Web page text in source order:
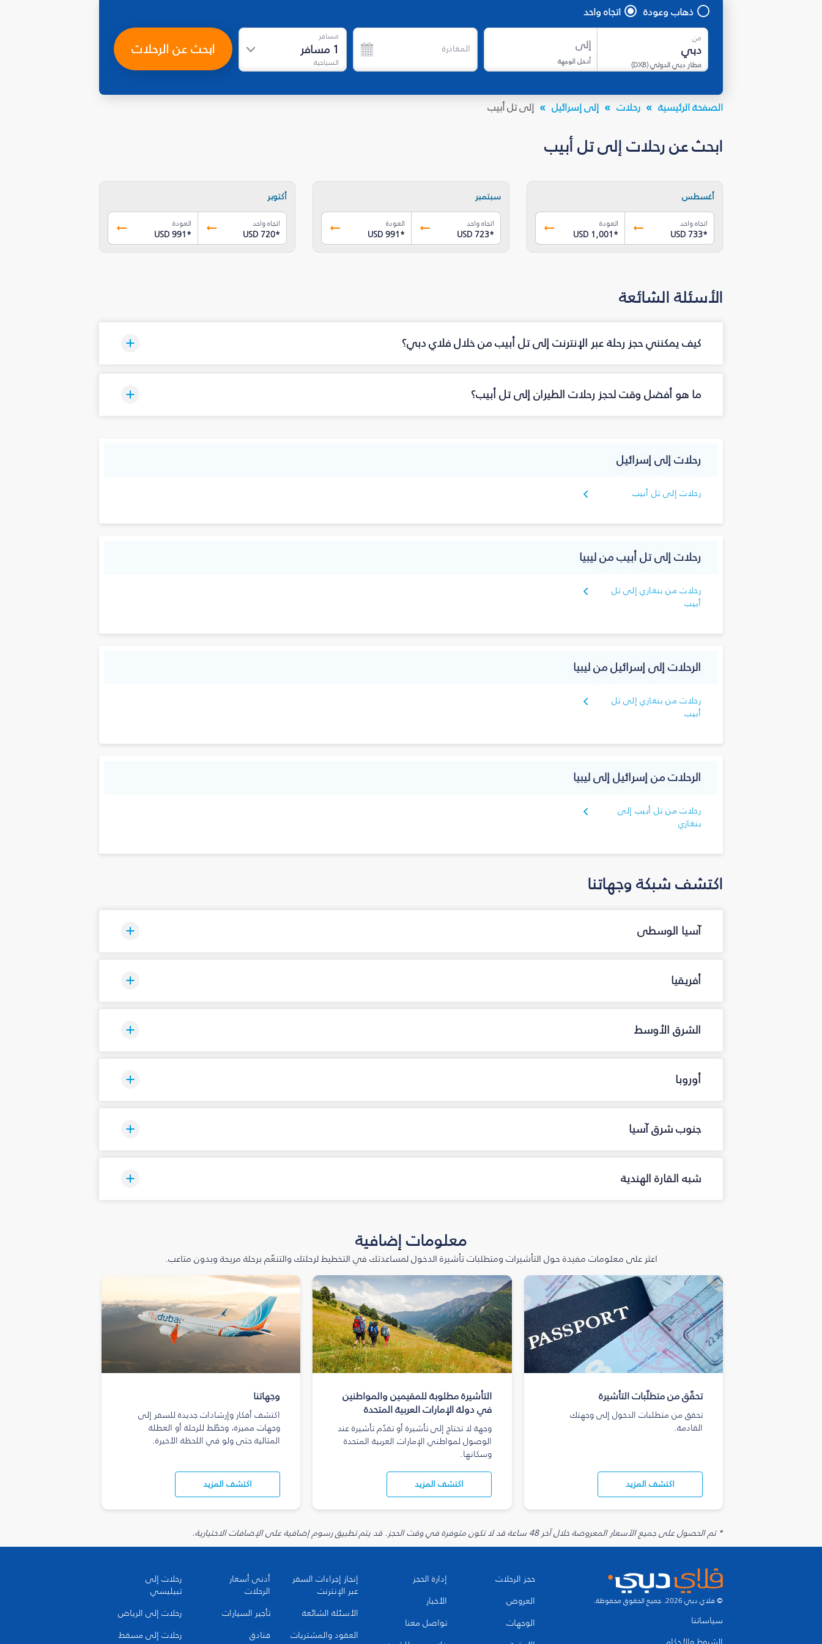
ذهاب وعودة اتجاه واحد
من
مطار دبي الدولي(
DXB
)
إلى
أدخل الوجهة
المغادرة
مسافر
1 مسافر
السياحية
ابحث عن الرحلات
الصفحة الرئيسية رحلات إلى إسرائيل إلى تل أبيب
ابحث عن رحلات إلى تل أبيب
أغسطس
اتجاه واحد
USD 733*
العودة
USD 1,001*
سبتمبر
اتجاه واحد
USD 723*
العودة
USD 991*
أكتوبر
اتجاه واحد
USD 720*
العودة
USD 991*
الأسئلة الشائعة
كيف يمكنني حجز رحلة عبر الإنترنت إلى تل أبيب من خلال فلاي دبي؟
ما هو أفضل وقت لحجز رحلات الطيران إلى تل أبيب؟
رحلات إلى إسرائيل
رحلات إلى تل أبيب
رحلات إلى تل أبيب من ليبيا
رحلات من بنغازي إلى تل
أبيب
الرحلات إلى إسرائيل من ليبيا
رحلات من بنغازي إلى تل
أبيب
الرحلات من إسرائيل إلى ليبيا
رحلات من تل أبيب إلى
بنغازي
اكتشف شبكة وجهاتنا
آسيا الوسطى
أفريقيا
الشرق الأوسط
أوروبا
جنوب شرق آسيا
شبه القارة الهندية
معلومات إضافية
اعثر على معلومات مفيدة حول التأشيرات ومتطلبات تأشيرة الدخول لمساعدتك في التخطيط لرحلتك والتنعّم برحلة مريحة وبدون متاعب.
تحقّق من متطلّبات التأشيرة
تحقق من متطلبات الدخول إلى وجهتك
القادمة.
اكتشف المزيد
التأشيرة مطلوبة للمقيمين والمواطنين
في دولة الإمارات العربية المتحدة
وجهة لا تحتاج إلى تأشيرة أو تقدّم تأشيرة عند
الوصول لمواطني الإمارات العربية المتحدة
وسكانها.
اكتشف المزيد
وجهاتنا
اكتشف أفكار وإرشادات جديدة للسفر إلى
وجهات مميزة، وخطّط للرحلة أو العطلة
المثالية حتى ولو في اللحظة الأخيرة.
اكتشف المزيد
* تم الحصول على جميع الأسعار المعروضة خلال آخر 48 ساعة قد لا تكون متوفرة في وقت الحجز. قد يتم تطبيق رسوم إضافية على الإضافات الاختيارية.
© فلاي دبي 2026. جميع الحقوق محفوظة.
سياساتنا
حجز الرحلات
العروض
الوجهات
إدارة الحجز
الأخبار
تواصل معنا
إنجاز إجراءات السفر
عبر الإنترنت
الأسئلة الشائعة
العقود والمشتريات
أدنى أسعار
الرحلات
تأجير السيارات
فنادق
رحلات إلى
تبيليسي
رحلات إلى الرياض
رحلات إلى مسقط